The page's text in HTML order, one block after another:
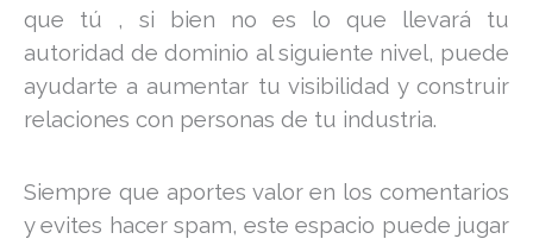
que tú , si bien no es lo que llevará tu
autoridad de dominio al siguiente nivel, puede
ayudarte a aumentar tu visibilidad y construir
relaciones con personas de tu industria.
Siempre que aportes valor en los comentarios
y evites hacer spam, este espacio puede jugar